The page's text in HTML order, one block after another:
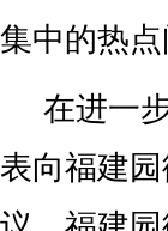
集中的热点
在进一
表向福建